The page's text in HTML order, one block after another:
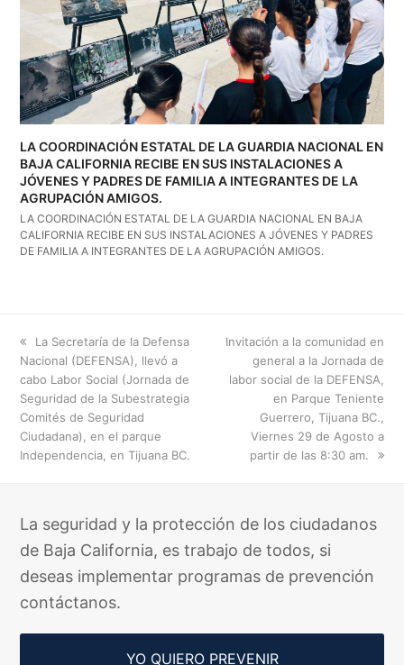
LA COORDINACIÓN ESTATAL DE LA GUARDIA NACIONAL EN
BAJA CALIFORNIA RECIBE EN SUS INSTALACIONES A
JÓVENES Y PADRES DE FAMILIA A INTEGRANTES DE LA
AGRUPACIÓN AMIGOS.
LA COORDINACIÓN ESTATAL DE LA GUARDIA NACIONAL EN BAJA
CALIFORNIA RECIBE EN SUS INSTALACIONES A JÓVENES Y PADRES
DE FAMILIA A INTEGRANTES DE LA AGRUPACIÓN AMIGOS.
previous
post:
La Secretaría de la Defensa
Nacional (DEFENSA), llevó a
cabo Labor Social (Jornada de
Seguridad de la Subestrategia
Comités de Seguridad
Ciudadana), en el parque
Independencia, en Tijuana BC.
next
post:
Invitación a la comunidad en
general a la Jornada de
labor social de la DEFENSA,
en Parque Teniente
Guerrero, Tijuana BC.,
Viernes 29 de Agosto a
partir de las 8:30 am.
La seguridad y la protección de los ciudadanos
de Baja California, es trabajo de todos, si
deseas implementar programas de prevención
contáctanos.
YO QUIERO PREVENIR